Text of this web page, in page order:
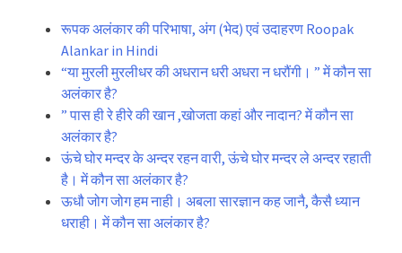
रूपक अलंकार की परिभाषा, अंग (भेद) एवं उदाहरण Roopak
Alankar in Hindi
“या मुरली मुरलीधर की अधरान धरी अधरा न धरौंगी। ” में कौन सा
अलंकार है?
” पास ही रे हीरे की खान ,खोजता कहां और नादान? में कौन सा
अलंकार है?
ऊंचे घोर मन्दर के अन्दर रहन वारी, ऊंचे घोर मन्दर ले अन्दर रहाती
है। में कौन सा अलंकार है?
ऊधौ जोग जोग हम नाही। अबला सारज्ञान कह जानै, कैसै ध्यान
धराही। में कौन सा अलंकार है?